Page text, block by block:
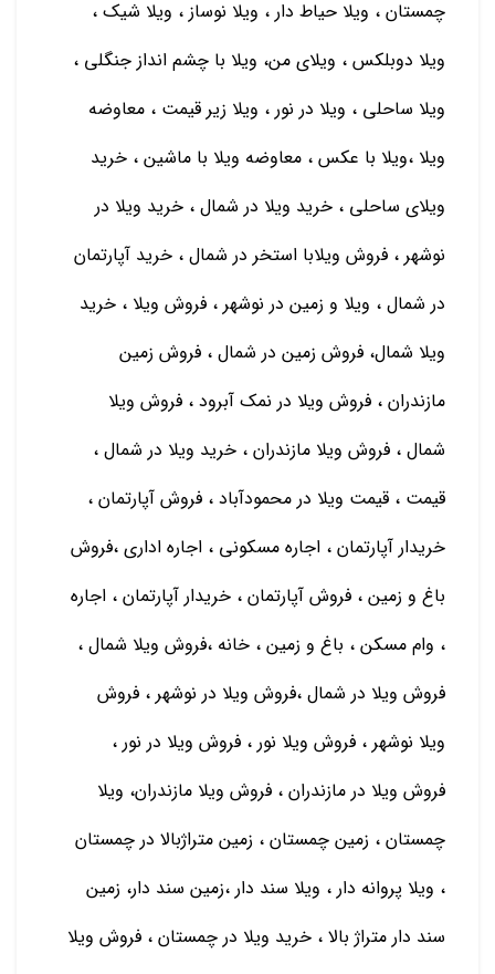
چمستان ، ویلا حیاط دار ، ویلا نوساز ، ویلا شیک ،
ویلا دوبلکس ، ویلای من، ویلا با چشم انداز جنگلی ،
ویلا ساحلی ، ویلا در نور ، ویلا زیر قیمت ، معاوضه
ویلا ،ویلا با عکس ، معاوضه ویلا با ماشین ، خريد
ويلاي ساحلي ، خريد ويلا در شمال ، خريد ويلا در
نوشهر ، فروش ويلابا استخر در شمال ، خريد آپارتمان
در شمال ، ويلا و زمين در نوشهر ، فروش ويلا ، خريد
ويلا شمال، فروش زمين در شمال ، فروش زمين
مازندران ، فروش ويلا در نمك آبرود ، فروش ويلا
شمال ، فروش ويلا مازندران ، خريد ويلا در شمال ،
قیمت ، قیمت ویلا در محمودآباد ، فروش آپارتمان ،
خريدار آپارتمان ، اجاره مسكوني ، اجاره اداري ،فروش
باغ و زمين ، فروش آپارتمان ، خريدار آپارتمان ، اجاره
، وام مسكن ، باغ و زمين ، خانه ،فروش ویلا شمال ،
فروش ویلا در شمال ،فروش ویلا در نوشهر ، فروش
ویلا نوشهر ، فروش ویلا نور ، فروش ویلا در نور ،
فروش ویلا در مازندران ، فروش ویلا مازندران، ویلا
چمستان ، زمین چمستان ، زمین متراژبالا در چمستان
، ویلا پروانه دار ، ویلا سند دار ،زمین سند دار، زمین
سند دار متراژ بالا ، خرید ویلا در چمستان ، فروش ویلا